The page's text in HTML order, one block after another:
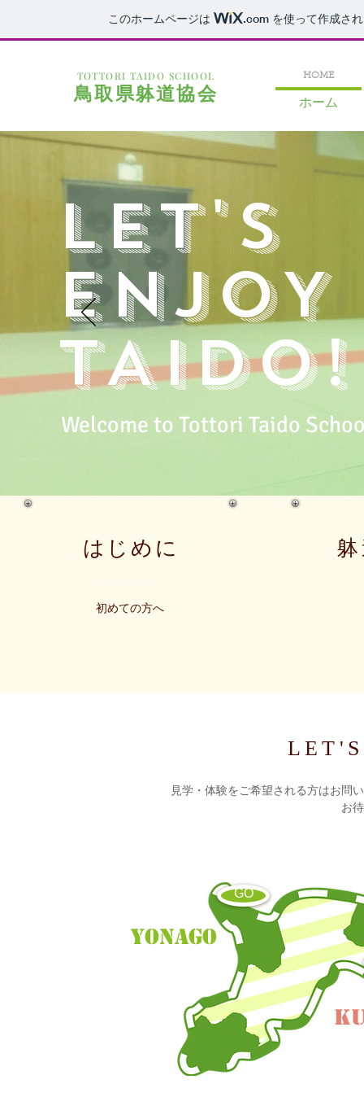
このホームページは .com を使って作成さ
ホーム
TOTTORI TAIDO SCHOOL
鳥取県躰道協会
HOME
初めての方へ
はじめに
見学・体験をご希望される方はお問
お
YONAGO
GO
LET'S
ENJOY
TAIDO!
Welcome to Tottori Taido